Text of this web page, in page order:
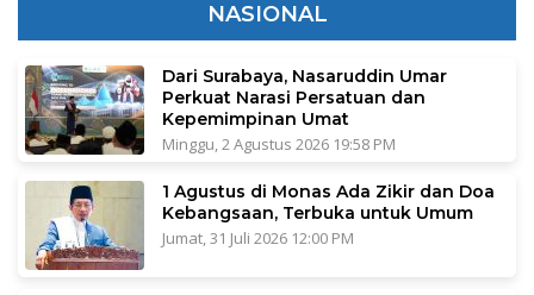
NASIONAL
Dari Surabaya, Nasaruddin Umar
Perkuat Narasi Persatuan dan
Kepemimpinan Umat
Minggu, 2 Agustus 2026 19:58 PM
1 Agustus di Monas Ada Zikir dan Doa
Kebangsaan, Terbuka untuk Umum
Jumat, 31 Juli 2026 12:00 PM